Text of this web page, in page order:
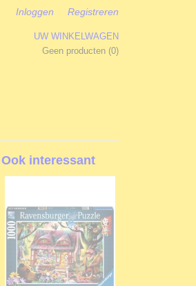
Inloggen Registreren
UW WINKELWAGEN
Geen producten (0)
Ook interessant